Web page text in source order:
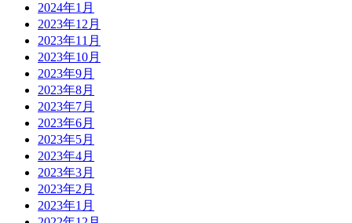
2024年1月
2023年12月
2023年11月
2023年10月
2023年9月
2023年8月
2023年7月
2023年6月
2023年5月
2023年4月
2023年3月
2023年2月
2023年1月